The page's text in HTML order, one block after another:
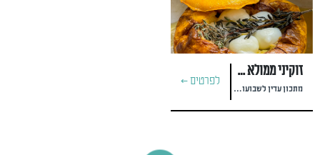
זוקיני ממולא מוצרלה, דבש וטימין
מתכון עדין לשבועות של דר טייב
לפרטים >